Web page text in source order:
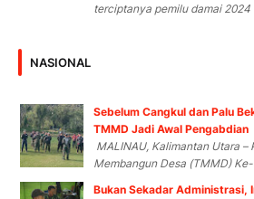
terciptanya pemilu damai 2024
NASIONAL
Sebelum Cangkul dan Palu
TMMD Jadi Awal Pengabdian
MALINAU, Kalimantan Utara –
Membangun Desa (TMMD)
Bukan Sekadar Administrasi,